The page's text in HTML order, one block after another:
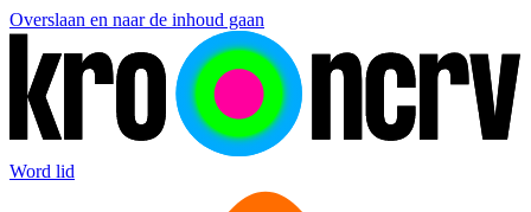
Overslaan en naar de inhoud gaan
Word lid